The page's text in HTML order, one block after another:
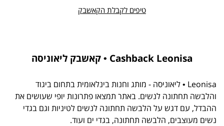
טיפים לקבלת הקאשבק
Cashback Leonisa • קאשבק ליאוניסה
Leonisa • ליאוניסה - מותג וחנות בינלאומית בתחום ביגוד
והלבשה תחתונה לנשים. באתר תמצאו פתרונות יופי שעושים את
ההבדל, עם דגש על הלבשה תחתונה לנשים לטיניות וגם בגדי
נשים מעוצבים, הלבשה תחתונה, בגדי ים ועוד.